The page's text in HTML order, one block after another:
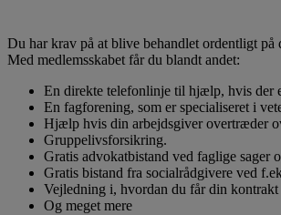
Du har krav på at blive behandlet ordentligt
Med medlemsskabet får du blandt andet:
En direkte telefonlinje til hjælp, hvis der
En fagforening, som er specialiseret i
Hjælp hvis din arbejdsgiver overtræder
Gruppelivsforsikring.
Gratis advokatbistand ved faglige sager
Gratis bistand fra socialrådgivere ved
Vejledning i, hvordan du får din
Og meget mere